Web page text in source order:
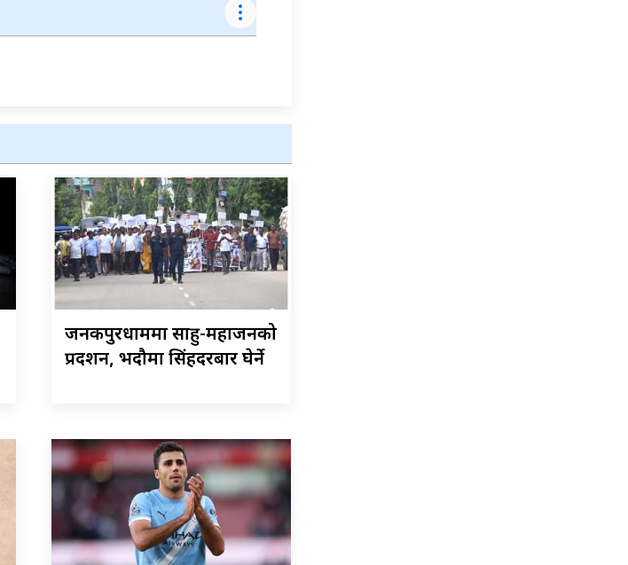
जनकपुरधाममा साहु-महाजनको
प्रदर्शन, भदौमा सिंहदरबार घेर्ने